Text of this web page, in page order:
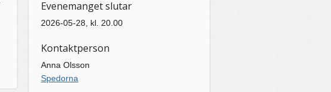
Evenemanget slutar
2026-05-28, kl. 20.00
Kontaktperson
Anna Olsson
Spedorna